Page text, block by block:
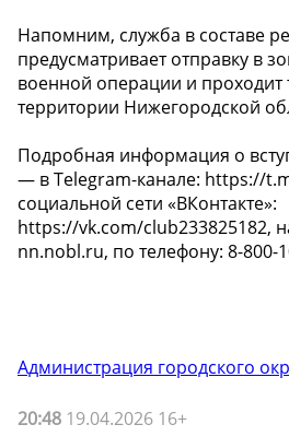
Напомним, служба в составе
предусматривает отправку в
военной операции и проходит
территории Нижегородской
Подробная информация о
— в Telegram-канале: https://
социальной сети «ВКонтакте»:
https://vk.com/club233825182,
nn.nobl.ru, по телефону: 8-800-
Администрация городского
20:48 19.04.2026 16+